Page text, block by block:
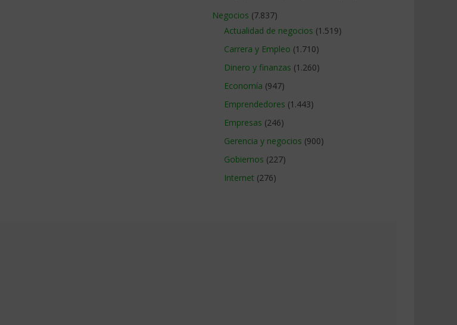
Negocios (7.837)
Actualidad de negocios (1.519)
Carrera y Empleo (1.710)
Dinero y finanzas (1.260)
Economía (947)
Emprendedores (1.443)
Empresas (246)
Gerencia y negocios (900)
Gobiernos (227)
Internet (276)